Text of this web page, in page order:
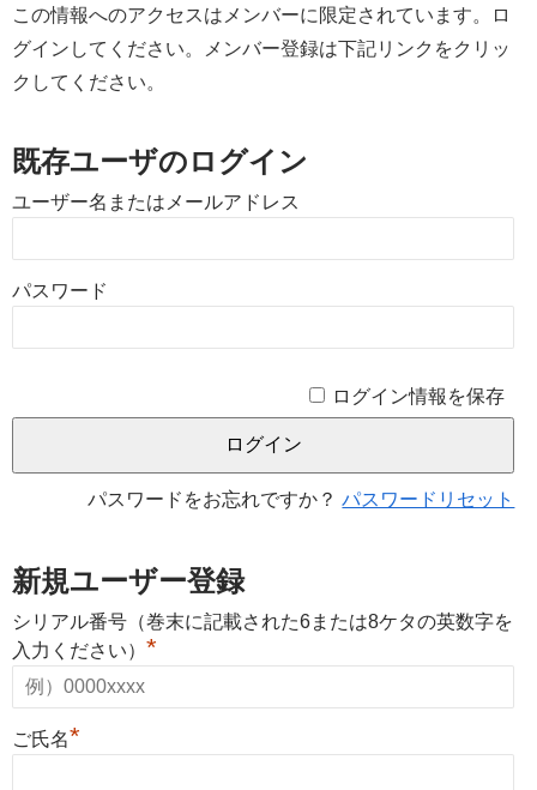
この情報へのアクセスはメンバーに限定されています。ロ
グインしてください。メンバー登録は下記リンクをクリッ
クしてください。
既存ユーザのログイン
ユーザー名またはメールアドレス
パスワード
ログイン情報を保存
パスワードをお忘れですか？パスワードリセット
新規ユーザー登録
シリアル番号（巻末に記載された6または8ケタの英数字を
入力ください） *
ご氏名*